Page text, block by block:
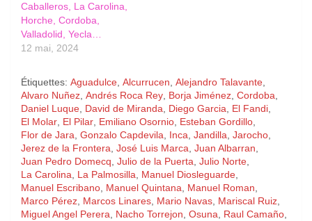
Caballeros, La Carolina,
Horche, Cordoba,
Valladolid, Yecla…
12 mai, 2024
Étiquettes: Aguadulce, Alcurrucen, Alejandro Talavante,
Alvaro Nuñez, Andrés Roca Rey, Borja Jiménez, Cordoba,
Daniel Luque, David de Miranda, Diego Garcia, El Fandi,
El Molar, El Pilar, Emiliano Osornio, Esteban Gordillo,
Flor de Jara, Gonzalo Capdevila, Inca, Jandilla, Jarocho,
Jerez de la Frontera, José Luis Marca, Juan Albarran,
Juan Pedro Domecq, Julio de la Puerta, Julio Norte,
La Carolina, La Palmosilla, Manuel Diosleguarde,
Manuel Escribano, Manuel Quintana, Manuel Roman,
Marco Pérez, Marcos Linares, Mario Navas, Mariscal Ruiz,
Miguel Angel Perera, Nacho Torrejon, Osuna, Raul Camaño,